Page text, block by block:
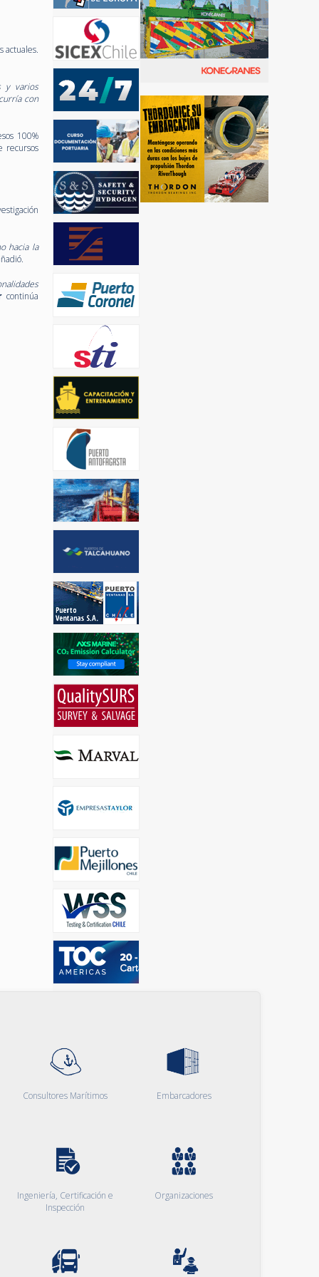
actuales.
y varios
con
100%
recursos
hacia la
continúa
Consultores Marítimos Embarcadores
Ingeniería, Certificación e
Inspección
Organizaciones